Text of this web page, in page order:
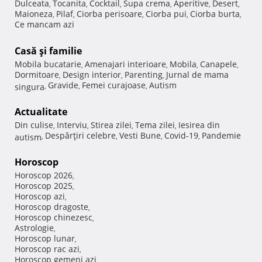
Dulceata, Tocanita, Cocktail , Supa crema, Aperitive, Desert,
Maioneza, Pilaf, Ciorba perisoare, Ciorba pui, Ciorba burta,
Ce mancam azi
Casă şi familie
Mobila bucatarie, Amenajari interioare, Mobila, Canapele,
Dormitoare, Design interior, Parenting, Jurnal de mama
singura, Gravide, Femei curajoase, Autism
Actualitate
Din culise, Interviu, Stirea zilei, Tema zilei, Iesirea din
autism, Despărţiri celebre, Vesti Bune, Covid-19, Pandemie
Horoscop
Horoscop 2026,
Horoscop 2025,
Horoscop azi,
Horoscop dragoste,
Horoscop chinezesc,
Astrologie,
Horoscop lunar,
Horoscop rac azi,
Horoscop gemeni azi